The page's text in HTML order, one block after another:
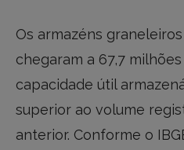
Os armazéns
chegaram a 67,7
capacidade útil
superior ao volume
anterior. Conforme o